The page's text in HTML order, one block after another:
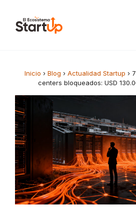
Inicio › Blog › Actualidad Startup ›
centers bloqueados: USD